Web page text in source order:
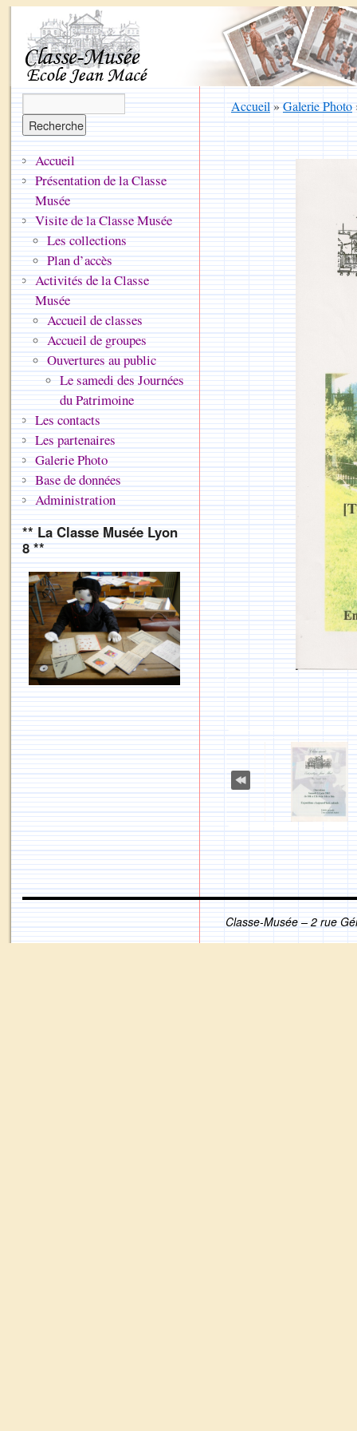
Accueil»Galerie Photo
Accueil
Présentation de la Classe
Musée
Visite de la Classe Musée
Les collections
Plan d’accès
Activités de la Classe
Musée
Accueil de classes
Accueil de groupes
Ouvertures au public
Le samedi des Journées
du Patrimoine
Les contacts
Les partenaires
Galerie Photo
Base de données
Administration
** La Classe Musée Lyon
8 **
Classe-Musée – 2 rue